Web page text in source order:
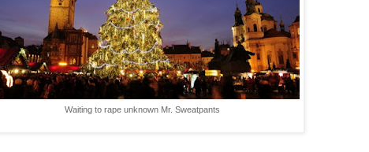
Waiting to rape unknown Mr. Sweatpants